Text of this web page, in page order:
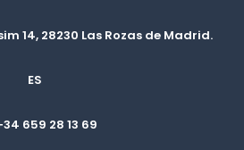
14, 28230 Las Rozas de Madrid.
ES
659 28 13 69